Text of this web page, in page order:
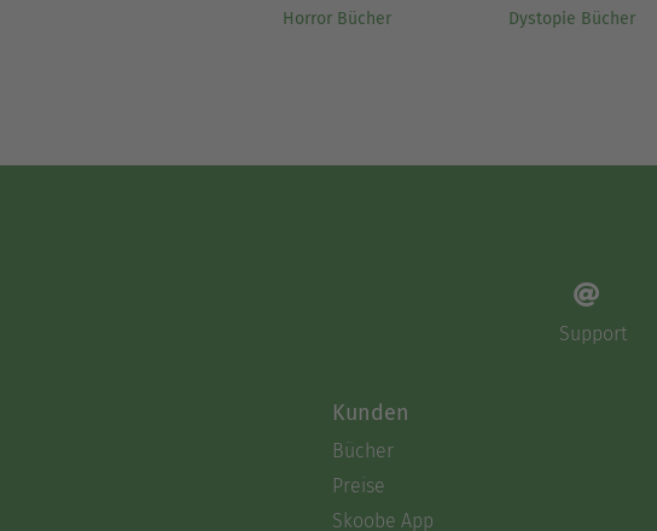
Horror Bücher
Dystopie Bücher
Support
Kunden
Bücher
Preise
Skoobe App